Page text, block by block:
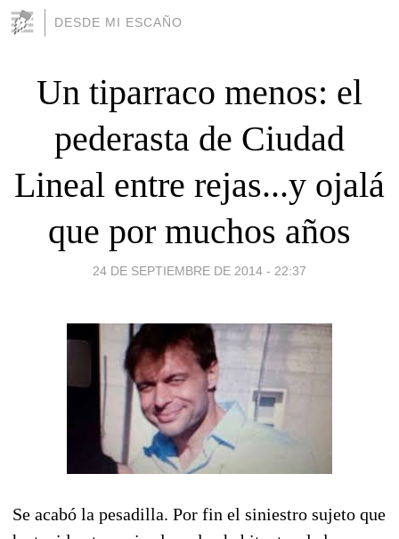
DESDE MI ESCAÑO
Un tiparraco menos: el
pederasta de Ciudad
Lineal entre rejas...y ojalá
que por muchos años
24 DE SEPTIEMBRE DE 2014 - 22:37
Se acabó la pesadilla. Por fin el siniestro sujeto que